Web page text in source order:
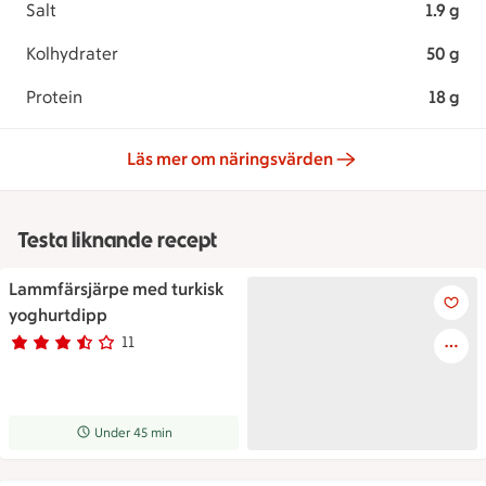
Salt 1.9 g
Kolhydrater 50 g
Protein 18 g
Läs mer om näringsvärden
Testa liknande recept
Lammfärsjärpe med turkisk
yoghurtdipp
Betyg 3.4 av 5. 11
11 personer har röstat
Receptet tar Under 45 min att tillaga
Under 45 min